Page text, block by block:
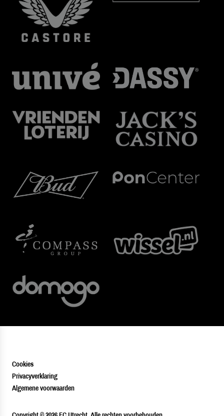
Cookies
Privacyverklaring
Algemene voorwaarden